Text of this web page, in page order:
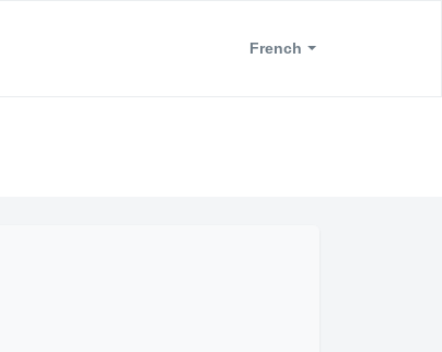
French